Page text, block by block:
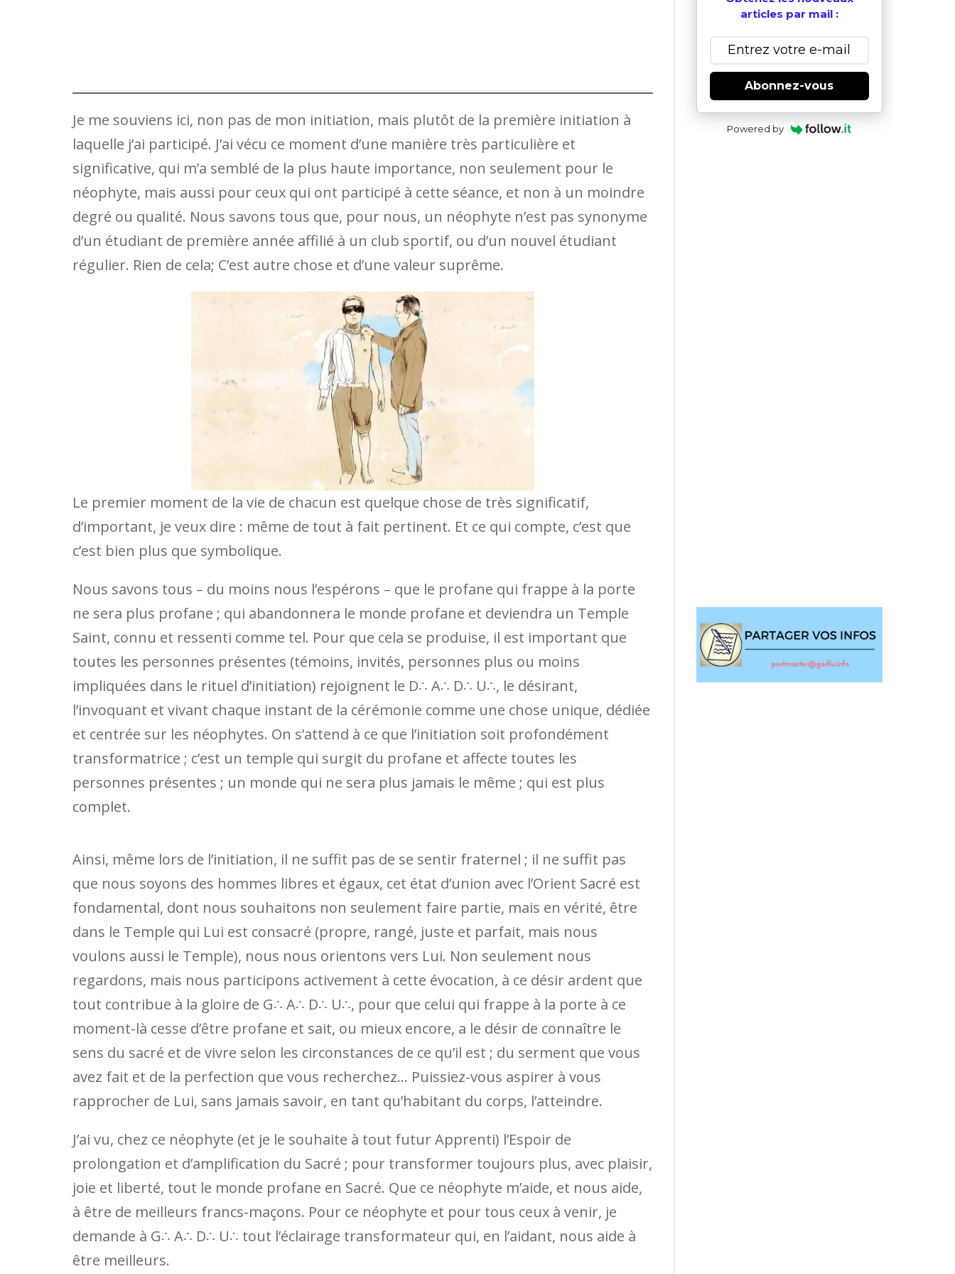
Je me souviens ici, non pas de mon initiation, mais plutôt de la première initiation à
laquelle j’ai participé. J’ai vécu ce moment d’une manière très particulière et
significative, qui m’a semblé de la plus haute importance, non seulement pour le
néophyte, mais aussi pour ceux qui ont participé à cette séance, et non à un moindre
degré ou qualité. Nous savons tous que, pour nous, un néophyte n’est pas synonyme
d’un étudiant de première année affilié à un club sportif, ou d’un nouvel étudiant
régulier. Rien de cela; C’est autre chose et d’une valeur suprême.
Le premier moment de la vie de chacun est quelque chose de très significatif,
d’important, je veux dire : même de tout à fait pertinent. Et ce qui compte, c’est que
c’est bien plus que symbolique.
Nous savons tous – du moins nous l’espérons – que le profane qui frappe à la porte
ne sera plus profane ; qui abandonnera le monde profane et deviendra un Temple
Saint, connu et ressenti comme tel. Pour que cela se produise, il est important que
toutes les personnes présentes (témoins, invités, personnes plus ou moins
impliquées dans le rituel d’initiation) rejoignent le D∴ A∴ D∴ U∴, le désirant,
l’invoquant et vivant chaque instant de la cérémonie comme une chose unique, dédiée
et centrée sur les néophytes. On s’attend à ce que l’initiation soit profondément
transformatrice ; c’est un temple qui surgit du profane et affecte toutes les
personnes présentes ; un monde qui ne sera plus jamais le même ; qui est plus
complet.
Ainsi, même lors de l’initiation, il ne suffit pas de se sentir fraternel ; il ne suffit pas
que nous soyons des hommes libres et égaux, cet état d’union avec l’Orient Sacré est
fondamental, dont nous souhaitons non seulement faire partie, mais en vérité, être
dans le Temple qui Lui est consacré (propre, rangé, juste et parfait, mais nous
voulons aussi le Temple), nous nous orientons vers Lui. Non seulement nous
regardons, mais nous participons activement à cette évocation, à ce désir ardent que
tout contribue à la gloire de G∴ A∴ D∴ U∴, pour que celui qui frappe à la porte à ce
moment-là cesse d’être profane et sait, ou mieux encore, a le désir de connaître le
sens du sacré et de vivre selon les circonstances de ce qu’il est ; du serment que vous
avez fait et de la perfection que vous recherchez… Puissiez-vous aspirer à vous
rapprocher de Lui, sans jamais savoir, en tant qu’habitant du corps, l’atteindre.
J’ai vu, chez ce néophyte (et je le souhaite à tout futur Apprenti) l’Espoir de
prolongation et d’amplification du Sacré ; pour transformer toujours plus, avec plaisir,
joie et liberté, tout le monde profane en Sacré. Que ce néophyte m’aide, et nous aide,
à être de meilleurs francs-maçons. Pour ce néophyte et pour tous ceux à venir, je
demande à G∴ A∴ D∴ U∴ tout l’éclairage transformateur qui, en l’aidant, nous aide à
être meilleurs.
articles par mail :
Abonnez-vous
Powered by